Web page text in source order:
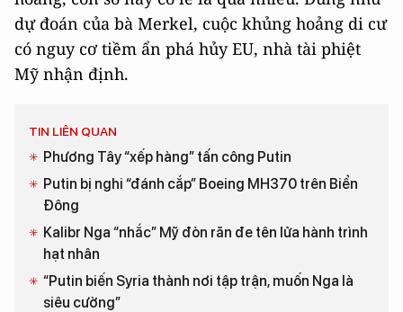
dự đoán của bà Merkel, cuộc khủng hoảng di cư
có nguy cơ tiềm ẩn phá hủy EU, nhà tài phiệt
Mỹ nhận định.
TIN LIÊN QUAN
Phương Tây “xếp hàng” tấn công Putin
Putin bị nghi “đánh cắp” Boeing MH370 trên Biển
Đông
Kalibr Nga “nhắc” Mỹ đòn răn đe tên lửa hành trình
hạt nhân
“Putin biến Syria thành nơi tập trận, muốn Nga là
siêu cường”